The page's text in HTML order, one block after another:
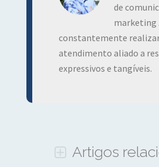
de
marketing
constantemente
atendimento aliado a
expressivos e tangíveis.
Artigos